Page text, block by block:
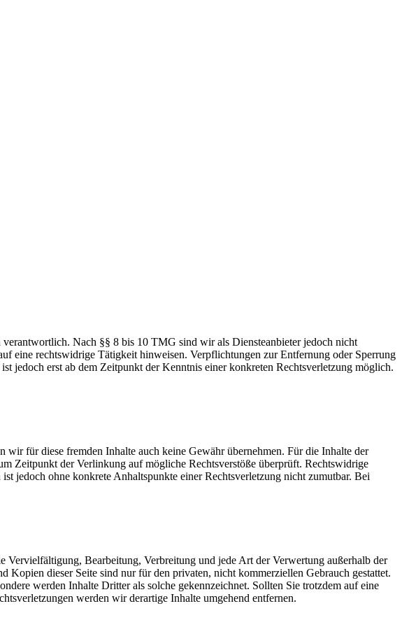
Nach §§ 8 bis 10 TMG sind wir als Diensteanbieter jedoch nicht
eine rechtswidrige Tätigkeit hinweisen. Verpflichtungen zur Entfernung oder Sperrung
jedoch erst ab dem Zeitpunkt der Kenntnis einer konkreten Rechtsverletzung möglich.
für diese fremden Inhalte auch keine Gewähr übernehmen. Für die Inhalte der
Zeitpunkt der Verlinkung auf mögliche Rechtsverstöße überprüft. Rechtswidrige
jedoch ohne konkrete Anhaltspunkte einer Rechtsverletzung nicht zumutbar. Bei
Vervielfältigung, Bearbeitung, Verbreitung und jede Art der Verwertung außerhalb der
dieser Seite sind nur für den privaten, nicht kommerziellen Gebrauch gestattet.
werden Inhalte Dritter als solche gekennzeichnet. Sollten Sie trotzdem auf eine
werden wir derartige Inhalte umgehend entfernen.